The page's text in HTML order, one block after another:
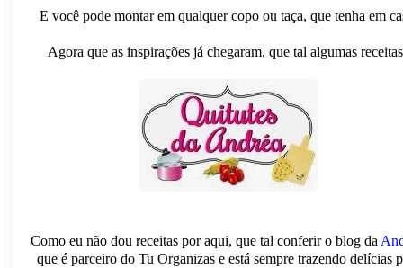
E você pode montar em qualquer copo ou taça, que tenha em
Agora que as inspirações já chegaram, que tal algumas
Como eu não dou receitas por aqui, que tal conferir o blog da
que é parceiro do Tu Organizas e está sempre trazendo delícias